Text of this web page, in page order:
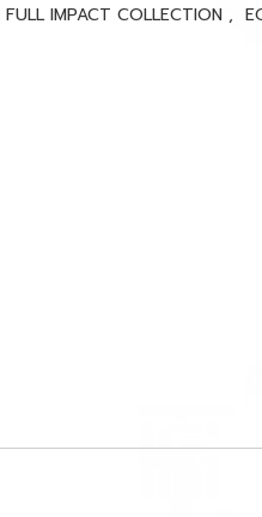
FULL IMPACT COLLECTION ,